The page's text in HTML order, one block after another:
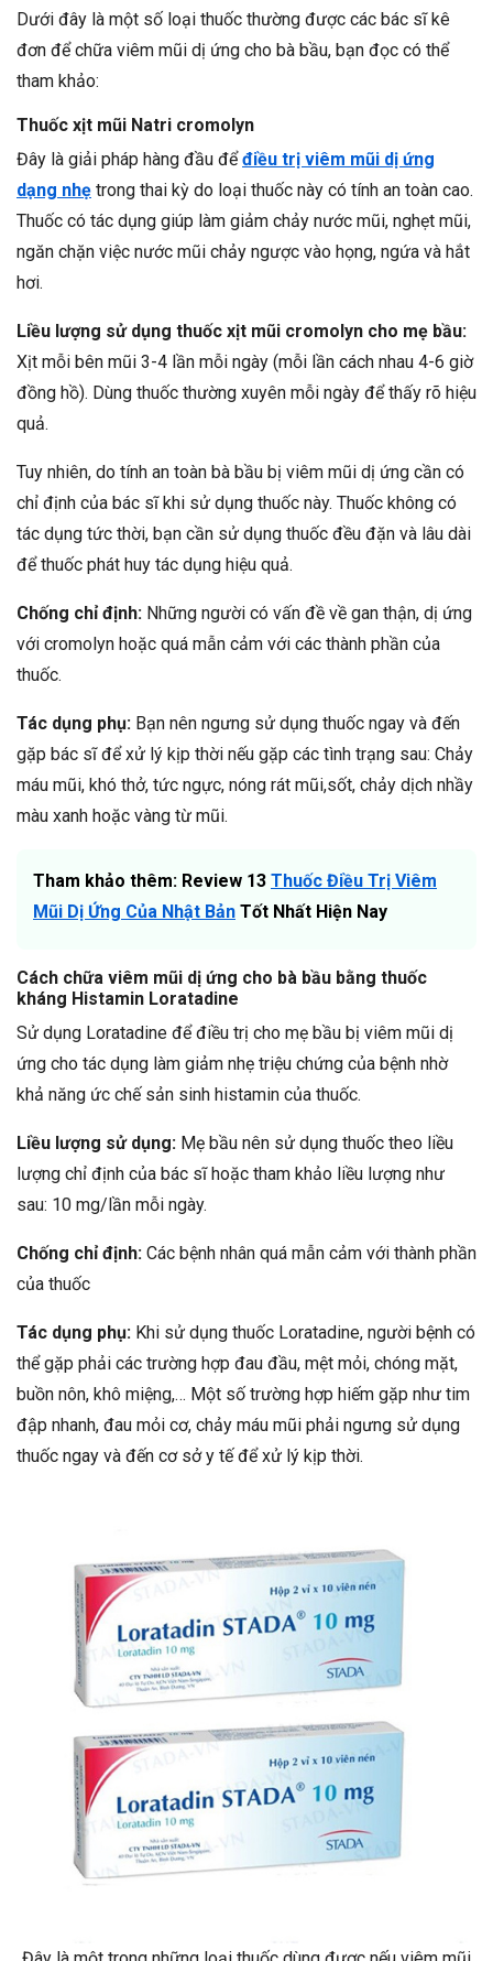
Dưới đây là một số loại thuốc thường được các bác sĩ kê
đơn để chữa viêm mũi dị ứng cho bà bầu, bạn đọc có thể
tham khảo:
Thuốc xịt mũi Natri cromolyn
Đây là giải pháp hàng đầu đểđiều trị viêm mũi dị ứng
dạng nhẹ trong thai kỳ do loại thuốc này có tính an toàn cao.
Thuốc có tác dụng giúp làm giảm chảy nước mũi, nghẹt mũi,
ngăn chặn việc nước mũi chảy ngược vào họng, ngứa và hắt
hơi.
Liều lượng sử dụng thuốc xịt mũi cromolyn cho mẹ bầu:
Xịt mỗi bên mũi 3-4 lần mỗi ngày (mỗi lần cách nhau 4-6 giờ
đồng hồ). Dùng thuốc thường xuyên mỗi ngày để thấy rõ hiệu
quả.
Tuy nhiên, do tính an toàn bà bầu bị viêm mũi dị ứng cần có
chỉ định của bác sĩ khi sử dụng thuốc này. Thuốc không có
tác dụng tức thời, bạn cần sử dụng thuốc đều đặn và lâu dài
để thuốc phát huy tác dụng hiệu quả.
Chống chỉ định: Những người có vấn đề về gan thận, dị ứng
với cromolyn hoặc quá mẫn cảm với các thành phần của
thuốc.
Tác dụng phụ: Bạn nên ngưng sử dụng thuốc ngay và đến
gặp bác sĩ để xử lý kịp thời nếu gặp các tình trạng sau: Chảy
máu mũi, khó thở, tức ngực, nóng rát mũi,sốt, chảy dịch nhầy
màu xanh hoặc vàng từ mũi.
Tham khảo thêm: Review 13 Thuốc Điều Trị Viêm
Mũi Dị Ứng Của Nhật Bản Tốt Nhất Hiện Nay
Cách chữa viêm mũi dị ứng cho bà bầu bằng thuốc
kháng Histamin Loratadine
Sử dụng Loratadine để điều trị cho mẹ bầu bị viêm mũi dị
ứng cho tác dụng làm giảm nhẹ triệu chứng của bệnh nhờ
khả năng ức chế sản sinh histamin của thuốc.
Liều lượng sử dụng: Mẹ bầu nên sử dụng thuốc theo liều
lượng chỉ định của bác sĩ hoặc tham khảo liều lượng như
sau: 10 mg/lần mỗi ngày.
Chống chỉ định: Các bệnh nhân quá mẫn cảm với thành phần
của thuốc
Tác dụng phụ: Khi sử dụng thuốc Loratadine, người bệnh có
thể gặp phải các trường hợp đau đầu, mệt mỏi, chóng mặt,
buồn nôn, khô miệng,… Một số trường hợp hiếm gặp như tim
đập nhanh, đau mỏi cơ, chảy máu mũi phải ngưng sử dụng
thuốc ngay và đến cơ sở y tế để xử lý kịp thời.